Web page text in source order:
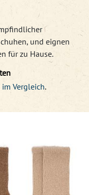
und eignen
für zu Hause.
Vergleich.